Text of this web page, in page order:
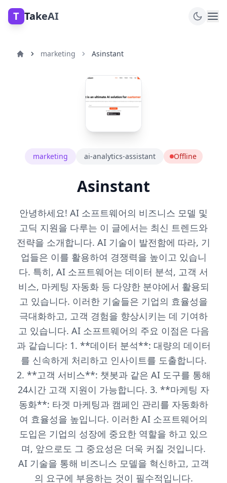
T TakeAI
marketing Asinstant
marketing ai-analytics-assistant Offline
Asinstant
안녕하세요! AI 소프트웨어의 비즈니스 모델 및
고딕 지원을 다루는 이 글에서는 최신 트렌드와
전략을 소개합니다. AI 기술이 발전함에 따라, 기
업들은 이를 활용하여 경쟁력을 높이고 있습니
다. 특히, AI 소프트웨어는 데이터 분석, 고객 서
비스, 마케팅 자동화 등 다양한 분야에서 활용되
고 있습니다. 이러한 기술들은 기업의 효율성을
극대화하고, 고객 경험을 향상시키는 데 기여하
고 있습니다. AI 소프트웨어의 주요 이점은 다음
과 같습니다: 1. **데이터 분석**: 대량의 데이터
를 신속하게 처리하고 인사이트를 도출합니다.
2. **고객 서비스**: 챗봇과 같은 AI 도구를 통해
24시간 고객 지원이 가능합니다. 3. **마케팅 자
동화**: 타겟 마케팅과 캠페인 관리를 자동화하
여 효율성을 높입니다. 이러한 AI 소프트웨어의
도입은 기업의 성장에 중요한 역할을 하고 있으
며, 앞으로도 그 중요성은 더욱 커질 것입니다.
AI 기술을 통해 비즈니스 모델을 혁신하고, 고객
의 요구에 부응하는 것이 필수적입니다.